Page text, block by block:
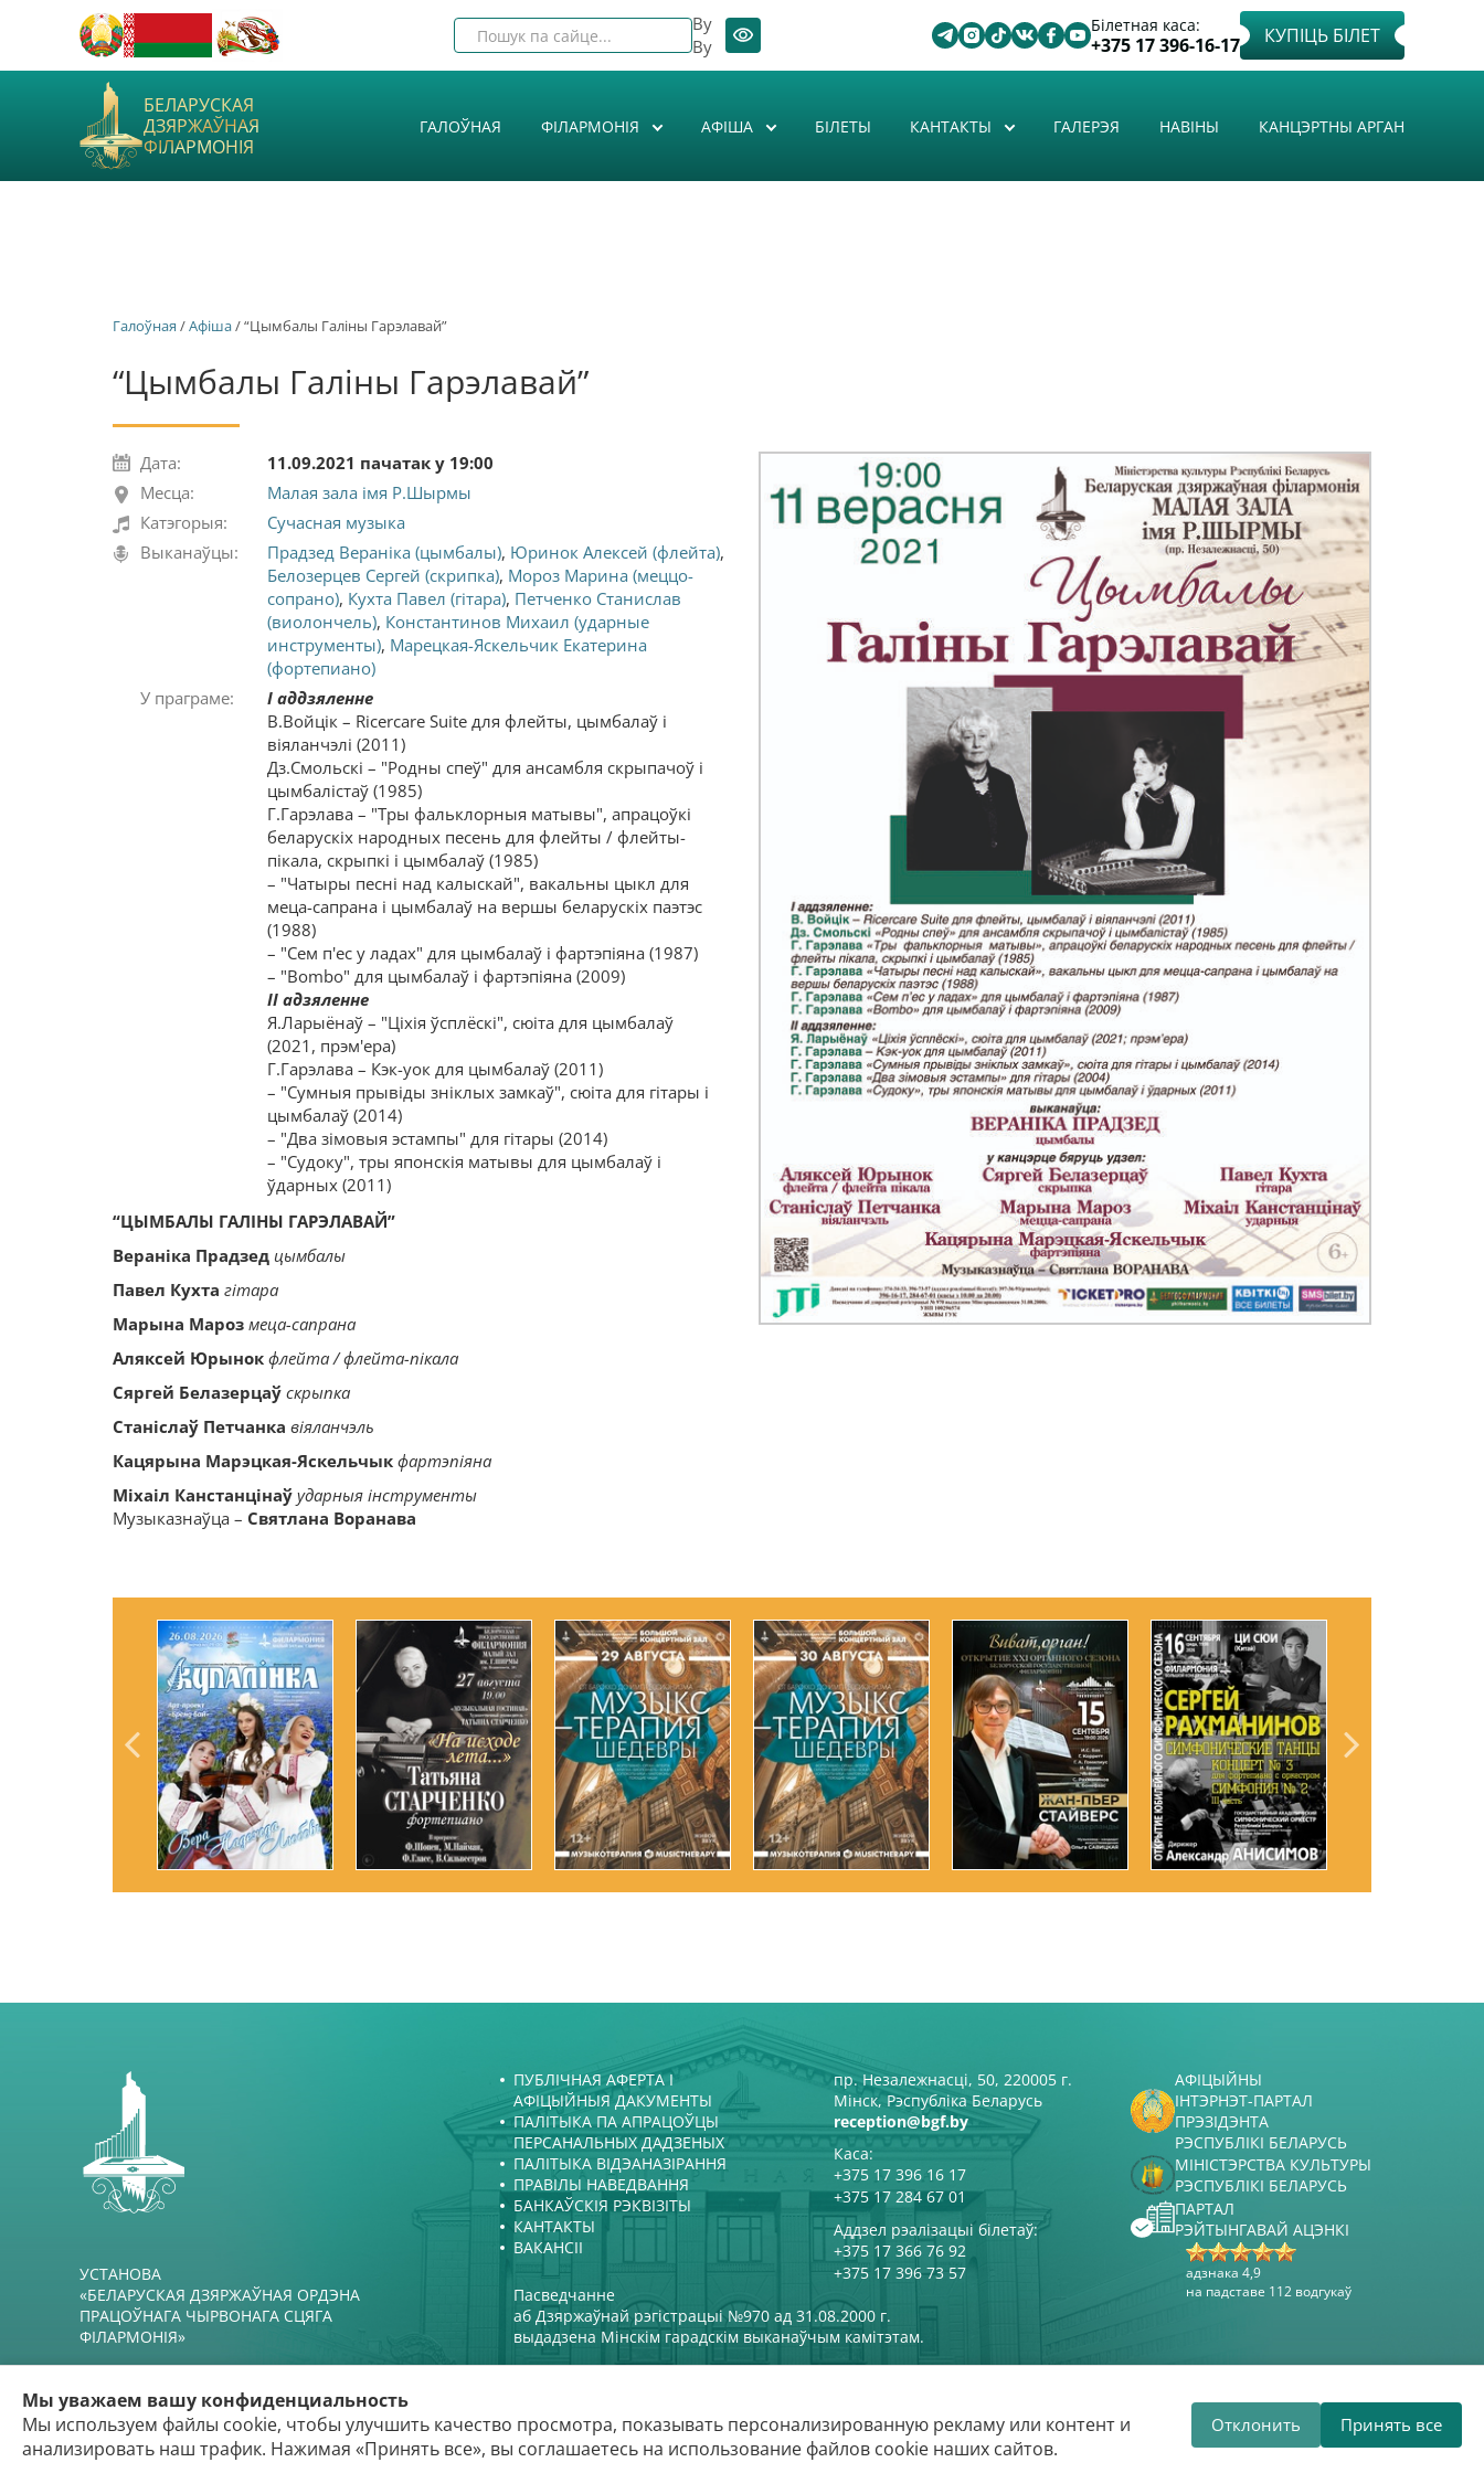
Білетная каса:
+375 17 396-16-17 КУПІЦЬ БІЛЕТ
By
By
БЕЛАРУСКАЯ
ДЗЯРЖАЎНАЯ
ФІЛАРМОНІЯ
ГАЛОЎНАЯ ФІЛАРМОНІЯ АФIША БІЛЕТЫ КАНТАКТЫ ГАЛЕРЭЯ НАВІНЫ КАНЦЭРТНЫ АРГАН
Галоўная /Афiша/ “Цымбалы Галіны Гарэлавай”
“Цымбалы Галіны Гарэлавай”
Дата:
11.09.2021 пачатак у 19:00
Месца:
Малая зала імя Р.Шырмы
Катэгорыя:
Сучасная музыка
Выканаўцы:
Прадзед Вераніка (цымбалы), Юринок Алексей (флейта),
Белозерцев Сергей (скрипка), Мороз Марина (меццо-
сопрано), Кухта Павел (гітара), Петченко Станислав
(виолончель), Константинов Михаил (ударные
инструменты), Марецкая-Яскельчик Екатерина
(фортепиано)
У праграме:
І аддзяленне
В.Войцік – Ricercare Suite для флейты, цымбалаў і
віяланчэлі (2011)
Дз.Смольскі – "Родны спеў" для ансамбля скрыпачоў і
цымбалістаў (1985)
Г.Гарэлава – "Тры фальклорныя матывы", апрацоўкі
беларускіх народных песень для флейты / флейты-
пікала, скрыпкі і цымбалаў (1985)
– "Чатыры песні над калыскай", вакальны цыкл для
меца-сапрана і цымбалаў на вершы беларускіх паэтэс
(1988)
– "Сем п'ес у ладах" для цымбалаў і фартэпіяна (1987)
– "Bombo" для цымбалаў і фартэпіяна (2009)
ІІ адзяленне
Я.Ларыёнаў – "Ціхія ўсплёскі", сюіта для цымбалаў
(2021, прэм'ера)
Г.Гарэлава – Кэк-уок для цымбалаў (2011)
– "Сумныя прывіды зніклых замкаў", сюіта для гітары і
цымбалаў (2014)
– "Два зімовыя эстампы" для гітары (2014)
– "Судоку", тры японскія матывы для цымбалаў і
ўдарных (2011)
“ЦЫМБАЛЫ ГАЛІНЫ ГАРЭЛАВАЙ”
Вераніка Прадзед цымбалы
Павел Кухта гітара
Марына Мароз меца-сапрана
Аляксей Юрынок флейта / флейта-пікала
Сяргей Белазерцаў скрыпка
Станіслаў Петчанка віяланчэль
Кацярына Марэцкая-Яскельчык фартэпіяна
Міхаіл Канстанцінаў ударныя інструменты
Музыказнаўца – Святлана Воранава
УСТАНОВА
«БЕЛАРУСКАЯ ДЗЯРЖАЎНАЯ ОРДЭНА
ПРАЦОЎНАГА ЧЫРВОНАГА СЦЯГА
ФІЛАРМОНІЯ»
ПУБЛІЧНАЯ АФЕРТА І
АФІЦЫЙНЫЯ ДАКУМЕНТЫ
ПАЛІТЫКА ПА АПРАЦОЎЦЫ
ПЕРСАНАЛЬНЫХ ДАДЗЕНЫХ
ПАЛІТЫКА ВІДЭАНАЗІРАННЯ
ПРАВІЛЫ НАВЕДВАННЯ
БАНКАЎСКІЯ РЭКВІЗІТЫ
КАНТАКТЫ
ВАКАНСІІ
пр. Незалежнасці, 50, 220005 г.
Мінск, Рэспубліка Беларусь
reception@bgf.by
Каса:
+375 17 396 16 17
+375 17 284 67 01
Аддзел рэалізацыі білетаў:
+375 17 366 76 92
+375 17 396 73 57
Пасведчанне
аб Дзяржаўнай рэгістрацыі №970 ад 31.08.2000 г.
выдадзена Мінскім гарадскім выканаўчым камітэтам.
АФІЦЫЙНЫ
ІНТЭРНЭТ-ПАРТАЛ
ПРЭЗІДЭНТА
РЭСПУБЛІКІ БЕЛАРУСЬ
МІНІСТЭРСТВА КУЛЬТУРЫ
РЭСПУБЛІКІ БЕЛАРУСЬ
ПАРТАЛ
РЭЙТЫНГАВАЙ АЦЭНКІ
адзнака 4,9
на падставе 112 водгукаў
Беларуская дзяржаўная філармонія вітае вас! Беларуская
Мы уважаем вашу конфиденциальность
Мы используем файлы cookie, чтобы улучшить качество просмотра, показывать персонализированную рекламу или контент и
анализировать наш трафик. Нажимая «Принять все», вы соглашаетесь на использование файлов cookie наших сайтов.
Отклонить Принять все